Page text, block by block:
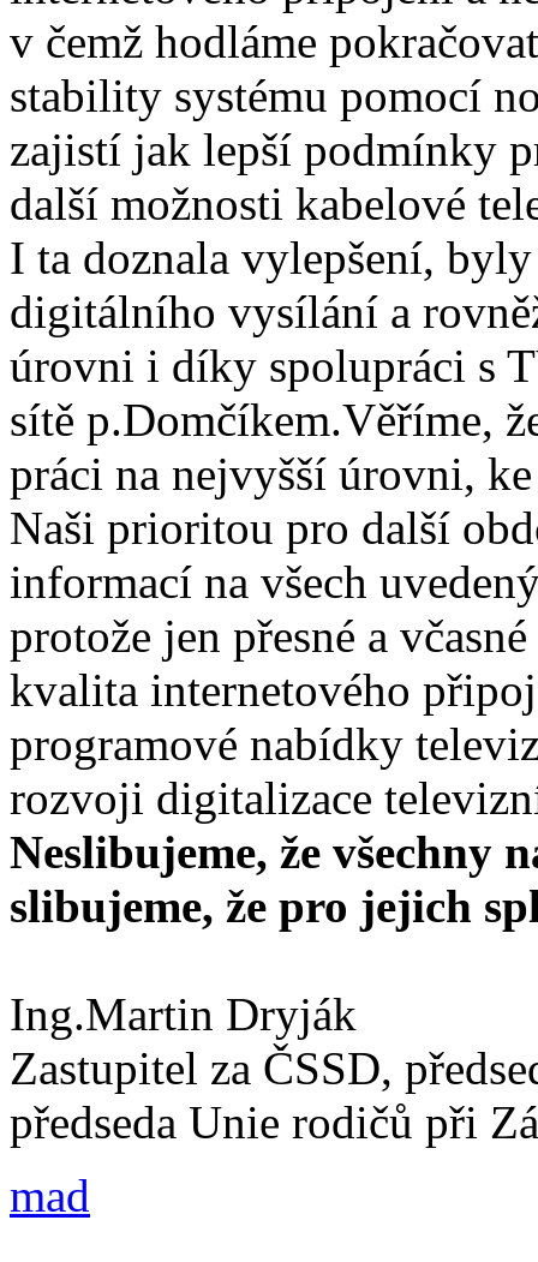
v čemž hodláme
stability systému pomocí
zajistí jak lepší podmínky
další možnosti kabelové
I ta doznala vylepšení,
digitálního vysílání a
úrovni i díky spolupráci s
sítě p.Domčíkem.Věříme,
práci na nejvyšší úrovni,
Naši prioritou pro další
informací na všech
protože jen přesné a
kvalita internetového
programové nabídky
rozvoji digitalizace
Neslibujeme, že všechny
slibujeme, že pro jejich
Ing.Martin Dryják
Zastupitel za ČSSD,
předseda Unie rodičů při
mad